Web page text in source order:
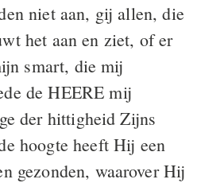
niet aan, gij allen, die
het aan en ziet, of er
smart, die mij
de HEERE mij
der hittigheid Zijns
hoogte heeft Hij een
gezonden, waarover Hij